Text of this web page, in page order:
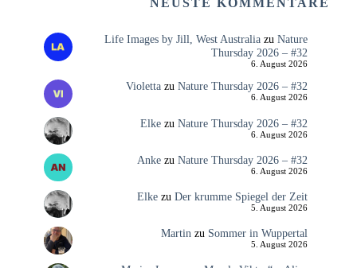
NEUSTE KOMMENTARE
Life Images by Jill, West Australiazu Nature
Thursday 2026 – #32
6. August 2026
Violettazu Nature Thursday 2026 – #32
6. August 2026
Elkezu Nature Thursday 2026 – #32
6. August 2026
Ankezu Nature Thursday 2026 – #32
6. August 2026
Elkezu Der krumme Spiegel der Zeit
5. August 2026
Martin zu Sommer in Wuppertal
5. August 2026